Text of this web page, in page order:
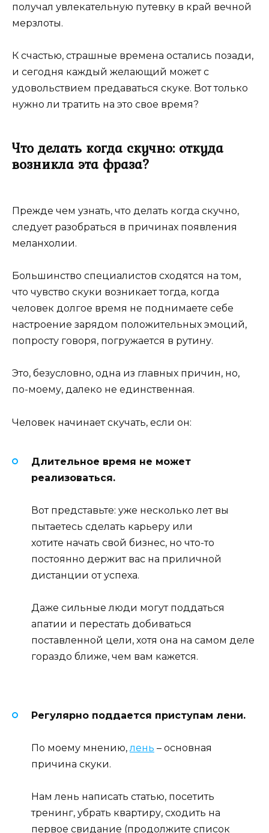
получал увлекательную путевку в край вечной
мерзлоты.
К счастью, страшные времена остались позади,
и сегодня каждый желающий может с
удовольствием предаваться скуке. Вот только
нужно ли тратить на это свое время?
Что делать когда скучно: откуда
возникла эта фраза?
Прежде чем узнать, что делать когда скучно,
следует разобраться в причинах появления
меланхолии.
Большинство специалистов сходятся на том,
что чувство скуки возникает тогда, когда
человек долгое время не поднимаете себе
настроение зарядом положительных эмоций,
попросту говоря, погружается в рутину.
Это, безусловно, одна из главных причин, но,
по-моему, далеко не единственная.
Человек начинает скучать, если он:
Длительное время не может
реализоваться.
Вот представьте: уже несколько лет вы
пытаетесь сделать карьеру или
хотите начать свой бизнес, но что-то
постоянно держит вас на приличной
дистанции от успеха.
Даже сильные люди могут поддаться
апатии и перестать добиваться
поставленной цели, хотя она на самом деле
гораздо ближе, чем вам кажется.
Регулярно поддается приступам лени.
По моему мнению,лень – основная
причина скуки.
Нам лень написать статью, посетить
тренинг, убрать квартиру, сходить на
первое свидание (продолжите список